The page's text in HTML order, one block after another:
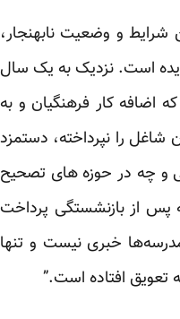
و وضعیت نابهنجار،
است. نزدیک به یک سال
اضافه کار فرهنگیان و به
را نپرداخته، دستمزد
و چه در حوزه های تصحیح
پس از بازنشستگی پرداخت
خبری نیست و تنها
تعویق افتاده است.”